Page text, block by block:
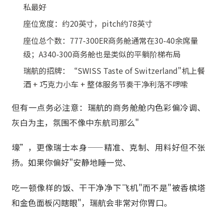
私最好
座位宽度：约20英寸，pitch约78英寸
座位总个数：777-300ER商务舱通常在30-40余席量
级；A340-300商务舱也是类似的平躺阶梯布局
瑞航的招牌：“SWISS Taste of Switzerland"机上餐
酒 + 巧克力小车 + 整体服务节奏干净利落不啰嗦
但有一点务必注意：瑞航的商务舱舱内色彩偏冷调、
灰白为主，氛围不像中东航司那么"
壕”，更像瑞士本身——精准、克制、用料好但不张
扬。如果你偏好"安静地睡一觉、
吃一顿像样的饭、干干净净下飞机"而不是"被香槟塔
和金色面板闪瞎眼"，瑞航会非常对你胃口。